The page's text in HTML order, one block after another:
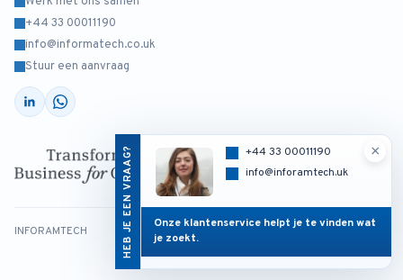
HEB JE EEN VRAAG? ×
+44 33 00011190
info@inforamtech.uk
Onze klantenservice helpt je te vinden wat
je zoekt.
+44 33 00011190
info@informatech.co.uk
Stuur een aanvraag
INFORAMTECH Ontworpen door : aractech - Netherlands